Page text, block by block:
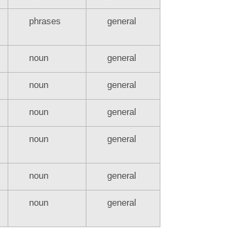
phrases general
noun general
noun general
noun general
noun general
noun general
noun general